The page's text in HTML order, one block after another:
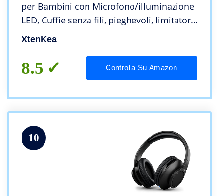
per Bambini con Microfono/illuminazione
LED, Cuffie senza fili, pieghevoli, limitatore
a 85 /94dB per
XtenKea
8.5 Controlla Su Amazon
10